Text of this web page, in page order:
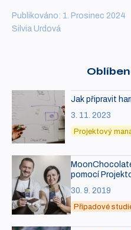
Publikováno: 1. Prosinec 2024
Silvia Urdová
Jak připravit
3. 11. 2023
Projektový
pomocí
30. 9. 2019
Případové